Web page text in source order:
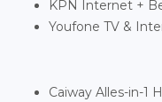
KPN Internet +
Youfone TV &
Caiway Alles-in-1